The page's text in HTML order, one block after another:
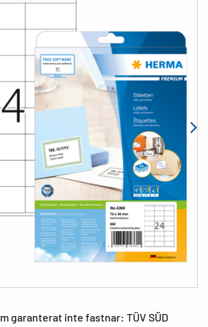
garanterat inte fastnar: TÜV SÜD